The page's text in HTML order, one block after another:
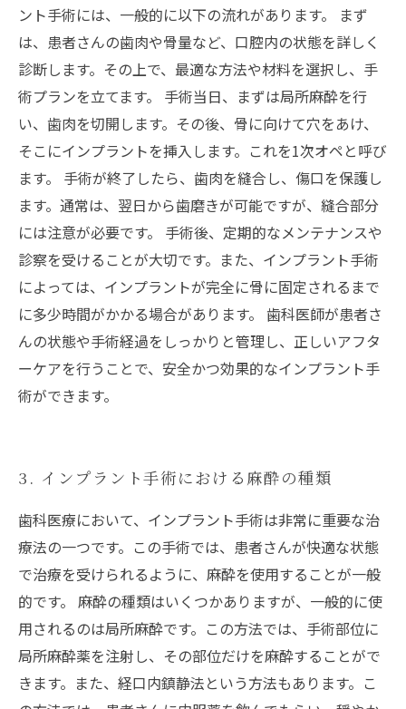
ント手術には、一般的に以下の流れがあります。 まず
は、患者さんの歯肉や骨量など、口腔内の状態を詳しく
診断します。その上で、最適な方法や材料を選択し、手
術プランを立てます。 手術当日、まずは局所麻酔を行
い、歯肉を切開します。その後、骨に向けて穴をあけ、
そこにインプラントを挿入します。これを1次オペと呼び
ます。 手術が終了したら、歯肉を縫合し、傷口を保護し
ます。通常は、翌日から歯磨きが可能ですが、縫合部分
には注意が必要です。 手術後、定期的なメンテナンスや
診察を受けることが大切です。また、インプラント手術
によっては、インプラントが完全に骨に固定されるまで
に多少時間がかかる場合があります。 歯科医師が患者さ
んの状態や手術経過をしっかりと管理し、正しいアフタ
ーケアを行うことで、安全かつ効果的なインプラント手
術ができます。
3. インプラント手術における麻酔の種類
歯科医療において、インプラント手術は非常に重要な治
療法の一つです。この手術では、患者さんが快適な状態
で治療を受けられるように、麻酔を使用することが一般
的です。 麻酔の種類はいくつかありますが、一般的に使
用されるのは局所麻酔です。この方法では、手術部位に
局所麻酔薬を注射し、その部位だけを麻酔することがで
きます。また、経口内鎮静法という方法もあります。こ